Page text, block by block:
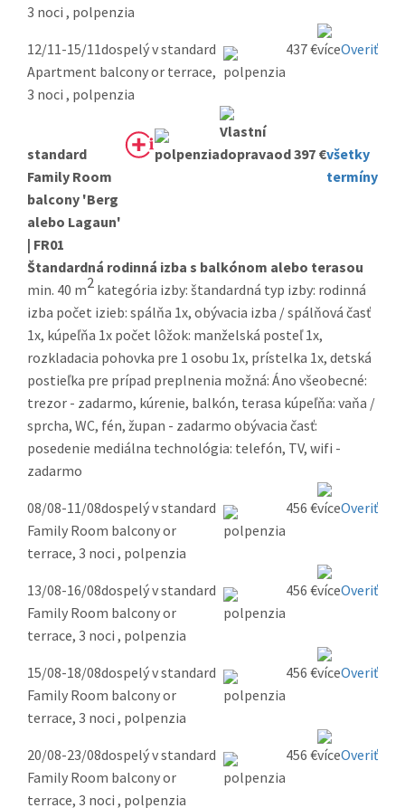
3 noci , polpenzia
12/11-15/11dospelý v standard
Apartment balcony or terrace,
3 noci , polpenzia
437 € Overiť
standard
Family Room
balcony 'Berg
alebo Lagaun'
| FR01
od 397 €všetky
termíny
Štandardná rodinná izba s balkónom alebo terasou
min. 40 m2 kategória izby: štandardná typ izby: rodinná
izba počet izieb: spálňa 1x, obývacia izba / spálňová časť
1x, kúpeľňa 1x počet lôžok: manželská posteľ 1x,
rozkladacia pohovka pre 1 osobu 1x, prístelka 1x, detská
postieľka pre prípad preplnenia možná: Áno všeobecné:
trezor - zadarmo, kúrenie, balkón, terasa kúpeľňa: vaňa /
sprcha, WC, fén, župan - zadarmo obývacia časť:
posedenie mediálna technológia: telefón, TV, wifi -
zadarmo
08/08-11/08dospelý v standard
Family Room balcony or
terrace, 3 noci , polpenzia
456 € Overiť
13/08-16/08dospelý v standard
Family Room balcony or
terrace, 3 noci , polpenzia
456 € Overiť
15/08-18/08dospelý v standard
Family Room balcony or
terrace, 3 noci , polpenzia
456 € Overiť
20/08-23/08dospelý v standard
Family Room balcony or
terrace, 3 noci , polpenzia
456 € Overiť